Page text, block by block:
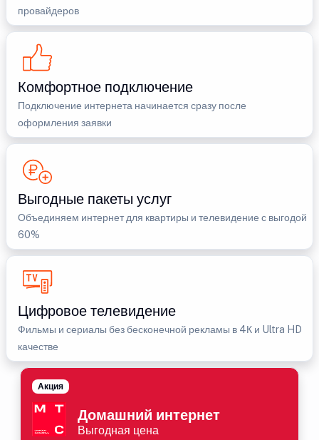
провайдеров
Комфортное подключение
Подключение интернета начинается сразу после
оформления заявки
Выгодные пакеты услуг
Объединяем интернет для квартиры и телевидение с выгодой
60%
Цифровое телевидение
Фильмы и сериалы без бесконечной рекламы в 4К и Ultra HD
качестве
Домашний интернет
Выгодная цена
Акция